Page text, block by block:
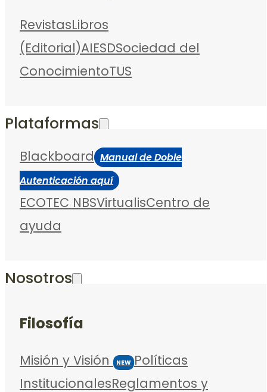
RevistasLibros
(Editorial)AIESDSociedad del
ConocimientoTUS
Plataformas
Blackboard Manual de Doble
Autenticación aquí
ECOTEC NBSVirtualisCentro de
ayuda
Nosotros
Filosofía
Misión y Visión NEW Políticas
InstitucionalesReglamentos y